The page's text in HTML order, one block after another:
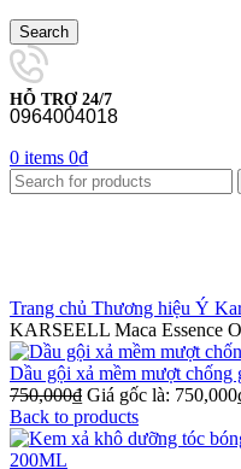
Search
HỖ TRỢ 24/7
0964004018
0 items 0₫
Trang chủ Thương hiệu Ý
KARSEELL Maca Essence
Dầu gội xả mềm mượt
750,000₫ Giá gốc là:
Back to products